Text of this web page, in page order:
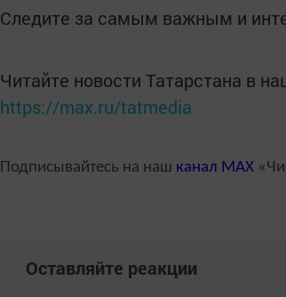
Следите за самым важным и
Читайте новости Татарстана в
https://max.ru/tatmedia
Подписывайтесь на наш канал MAX
Оставляйте реакции